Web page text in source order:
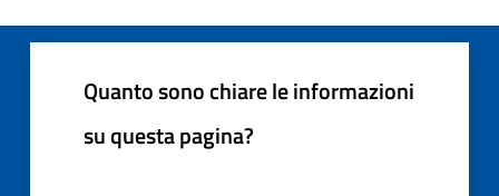
Quanto sono chiare le informazioni
su questa pagina?